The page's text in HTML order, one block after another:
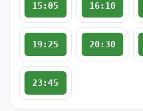
15:05 16:10
19:25 20:30
23:45